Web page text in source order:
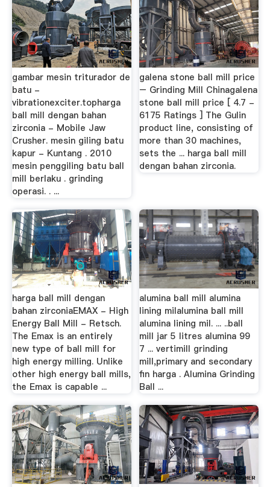
gambar mesin triturador de
batu -
vibrationexciter.topharga
ball mill dengan bahan
zirconia - Mobile Jaw
Crusher. mesin giling batu
kapur - Kuntang . 2010
mesin penggiling batu ball
mill berlaku . grinding
operasi. . ...
galena stone ball mill price
– Grinding Mill Chinagalena
stone ball mill price [ 4.7 -
6175 Ratings ] The Gulin
product line, consisting of
more than 30 machines,
sets the ... harga ball mill
dengan bahan zirconia.
harga ball mill dengan
bahan zirconiaEMAX - High
Energy Ball Mill - Retsch.
The Emax is an entirely
new type of ball mill for
high energy milling. Unlike
other high energy ball mills,
the Emax is capable ...
alumina ball mill alumina
lining milalumina ball mill
alumina lining mil. ... ..ball
mill jar 5 litres alumina 99
7 ... vertimill grinding
mill,primary and secondary
fin harga . Alumina Grinding
Ball ...